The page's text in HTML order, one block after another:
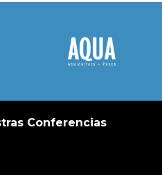
Conferencias